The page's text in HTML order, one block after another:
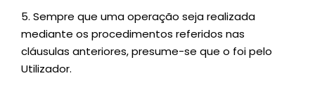
5. Sempre que uma operação seja realizada
mediante os procedimentos referidos nas
cláusulas anteriores, presume-se que o foi pelo
Utilizador.